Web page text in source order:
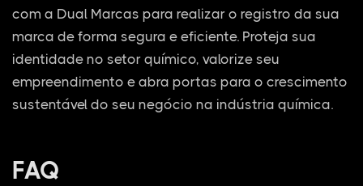
com a Dual Marcas para realizar o registro da sua
marca de forma segura e eficiente. Proteja sua
identidade no setor químico, valorize seu
empreendimento e abra portas para o crescimento
sustentável do seu negócio na indústria química.
FAQ